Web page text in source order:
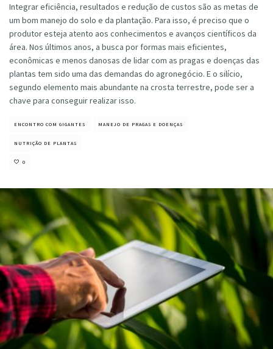
Integrar eficiência, resultados e redução de custos são as metas de
um bom manejo do solo e da plantação. Para isso, é preciso que o
produtor esteja atento aos conhecimentos e avanços científicos da
área. Nos últimos anos, a busca por formas mais eficientes,
econômicas e menos danosas de lidar com as pragas e doenças das
plantas tem sido uma das demandas do agronegócio. E o silício,
segundo elemento mais abundante na crosta terrestre, pode ser a
chave para conseguir realizar isso.
ENCONTRO COM GIGANTES MANEJO DE PRAGAS E DOENÇAS
NUTRIÇÃO DE PLANTAS
0